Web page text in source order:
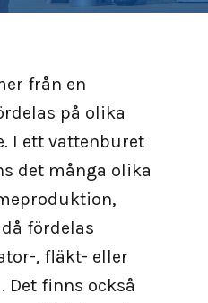
från en
på olika
I ett vattenburet
det många olika
fördelas
, fläkt- eller
Det finns också